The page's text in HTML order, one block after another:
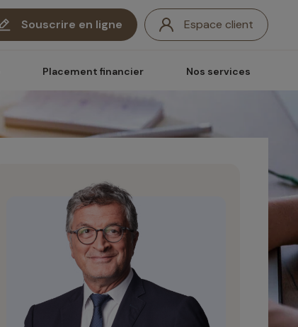
Souscrire en ligne Espace client
Placement financier Nos services